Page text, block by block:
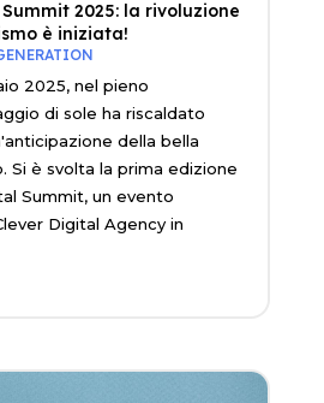
2025: la rivoluzione
è iniziata!
2025, nel pieno
di sole ha riscaldato
della bella
Si è svolta la prima edizione
Summit, un evento
Digital Agency in